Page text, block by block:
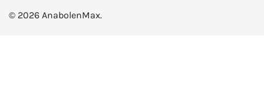
© 2026 AnabolenMax.